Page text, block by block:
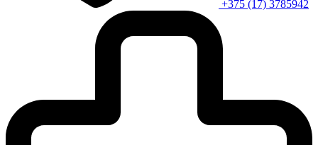
+375 (17) 3785942